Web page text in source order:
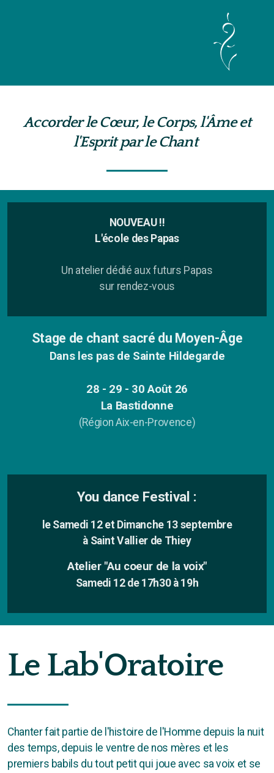
Accorder le Cœur, le Corps, l'Âme et
l'Esprit par le Chant
NOUVEAU !!
L'école des Papas
Un atelier dédié aux futurs Papas
sur rendez-vous
Stage de chant sacré du Moyen-Âge
Dans les pas de Sainte Hildegarde
28 - 29 - 30 Août 26
La Bastidonne
(Région Aix-en-Provence)
You dance Festival :
le Samedi 12 et Dimanche 13 septembre
à Saint Vallier de Thiey
Atelier "Au coeur de la voix"
Samedi 12 de 17h30 à 19h
Le Lab'Oratoire
Chanter fait partie de l'histoire de l'Homme depuis la nuit
des temps, depuis le ventre de nos mères et les
premiers babils du tout petit qui joue avec sa voix et se
Prise de parole en public
Stages
3-Le Chant Intérieur
Tarifs